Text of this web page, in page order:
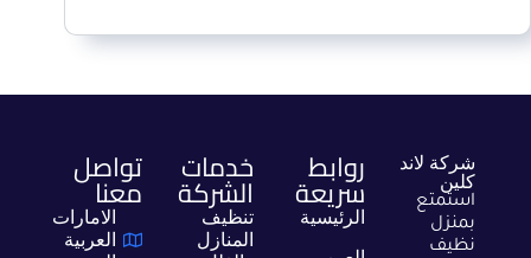
شركة لاند
كلين
استمتع
بمنزل
نظيف
روابط
سريعة
الرئيسية
خدمات
الشركة
تنظيف
المنازل
تواصل
معناالامارات
العربية